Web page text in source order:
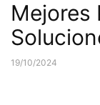
Mejores
19/10/2024